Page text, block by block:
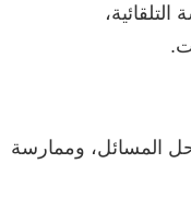
المسائل، وممارسة